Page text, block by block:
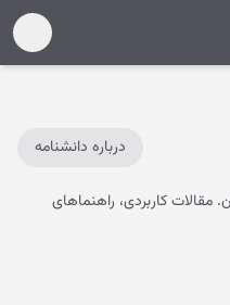
درباره دانشنامه
کاربردی، راهنماهای